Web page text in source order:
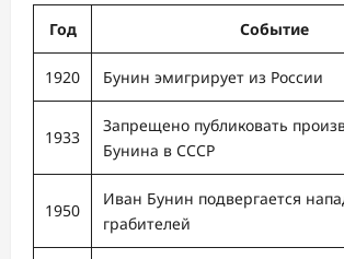
Год Событие
1920 Бунин эмигрирует из России
1933
Запрещено публиковать
Бунина в СССР
1950
Иван Бунин подвергается
грабителей